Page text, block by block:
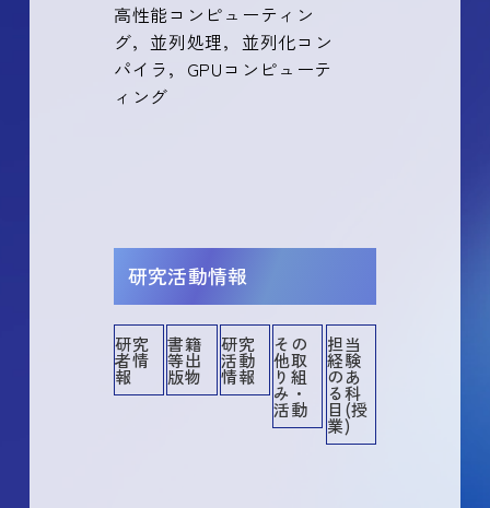
高性能コンピューティン
グ，並列処理，並列化コン
パイラ，GPUコンピューテ
ィング
研究活動情報
研究
者情
報
書籍
等出
版物
研究
活動
情報
その
他取
り組
み・
活動
担当
経験
のあ
る科
目(授
業)